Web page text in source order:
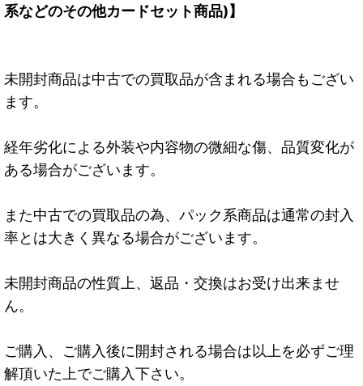
系などのその他カードセット商品)】
未開封商品は中古での買取品が含まれる場合もござい
ます。
経年劣化による外装や内容物の微細な傷、品質変化が
ある場合がございます。
また中古での買取品の為、パック系商品は通常の封入
率とは大きく異なる場合がございます。
未開封商品の性質上、返品・交換はお受け出来ませ
ん。
ご購入、ご購入後に開封される場合は以上を必ずご理
解頂いた上でご購入下さい。